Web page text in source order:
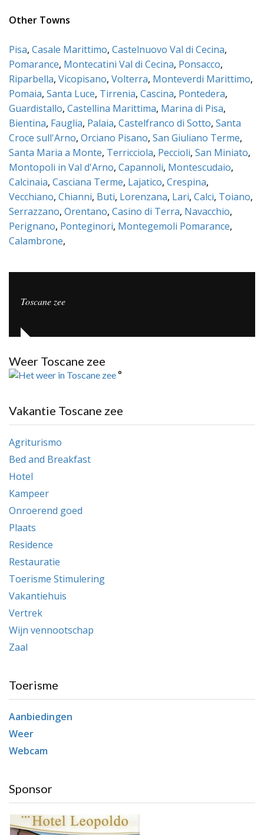
Other Towns
Pisa, Casale Marittimo, Castelnuovo Val di Cecina,
Pomarance, Montecatini Val di Cecina, Ponsacco,
Riparbella, Vicopisano, Volterra, Monteverdi Marittimo,
Pomaia, Santa Luce, Tirrenia, Cascina, Pontedera,
Guardistallo, Castellina Marittima, Marina di Pisa,
Bientina, Fauglia, Palaia, Castelfranco di Sotto, Santa
Croce sull'Arno, Orciano Pisano, San Giuliano Terme,
Santa Maria a Monte, Terricciola, Peccioli, San Miniato,
Montopoli in Val d'Arno, Capannoli, Montescudaio,
Calcinaia, Casciana Terme, Lajatico, Crespina,
Vecchiano, Chianni, Buti, Lorenzana, Lari, Calci, Toiano,
Serrazzano, Orentano, Casino di Terra, Navacchio,
Perignano, Ponteginori, Montegemoli Pomarance,
Calambrone,
Toscane zee
Weer Toscane zee
°
Vakantie Toscane zee
Agriturismo
Bed and Breakfast
Hotel
Kampeer
Onroerend goed
Plaats
Residence
Restauratie
Toerisme Stimulering
Vakantiehuis
Vertrek
Wijn vennootschap
Zaal
Toerisme
Aanbiedingen
Weer
Webcam
Sponsor